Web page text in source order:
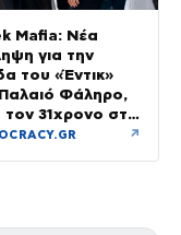
Mafia: Νέα
για την
του «Έντικ»
Φάληρο,
τον 31χρονο στη
↗